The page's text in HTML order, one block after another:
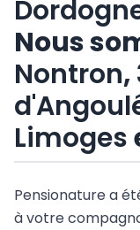
Nous
Nontron,
Limoges
Pensionature a
à votre